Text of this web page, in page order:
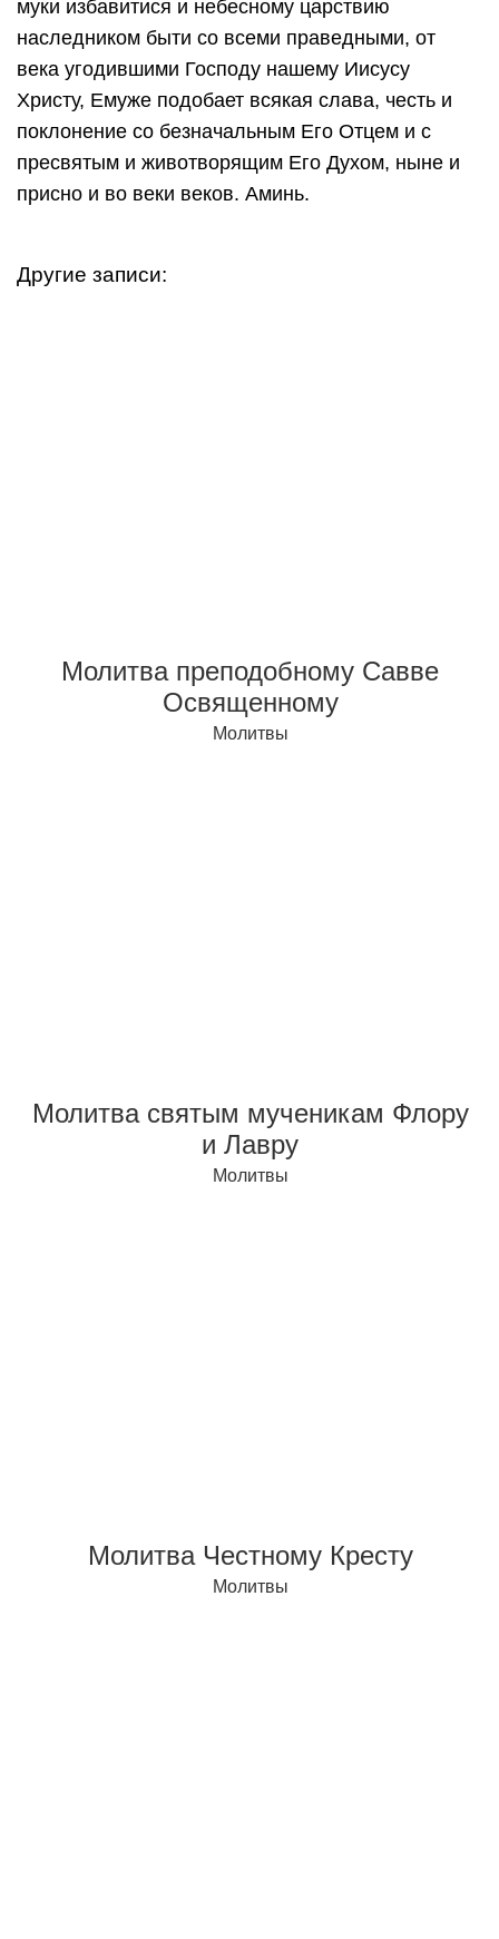
муки избавитися и небесному царствию
наследником быти со всеми праведными, от
века угодившими Господу нашему Иисусу
Христу, Емуже подобает всякая слава, честь и
поклонение со безначальным Его Отцем и с
пресвятым и животворящим Его Духом, ныне и
присно и во веки веков. Аминь.
Другие записи:
Молитва преподобному Савве
Освященному
Молитвы
Молитва святым мученикам Флору
и Лавру
Молитвы
Молитва Честному Кресту
Молитвы